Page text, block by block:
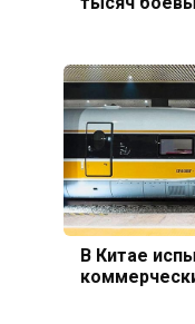
В Китае